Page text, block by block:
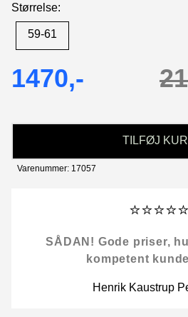
Størrelse:
59-61
1470,-
TILFØJ
Varenummer: 17057
⭐⭐⭐⭐⭐
SÅDAN! Gode priser,
kompetent
Henrik Kaustrup